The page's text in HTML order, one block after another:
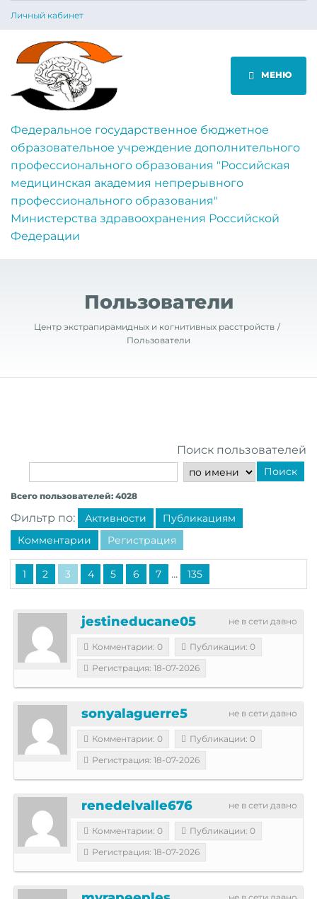
Личный кабинет
МЕНЮ
Федеральное государственное бюджетное
образовательное учреждение дополнительного
профессионального образования "Российская
медицинская академия непрерывного
профессионального образования"
Министерства здравоохранения Российской
Федерации
Пользователи
Центр экстрапирамидных и когнитивных расстройств
Пользователи
Поиск пользователей
Поиск
Всего пользователей: 4028
Фильтр по: Активности
Публикациям
Комментарии
Регистрация
1 2 3 4 5 6 7 ... 135
не в сети давно
jestineducane05
Комментарии: 0
Публикации: 0
Регистрация: 18-07-2026
не в сети давно
sonyalaguerre5
Комментарии: 0
Публикации: 0
Регистрация: 18-07-2026
не в сети давно
renedelvalle676
Комментарии: 0
Публикации: 0
Регистрация: 18-07-2026